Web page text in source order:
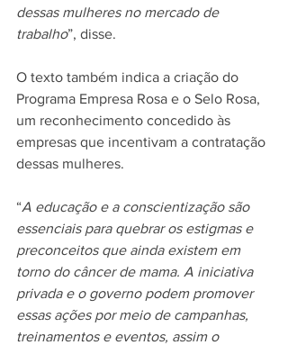
dessas mulheres no mercado de
trabalho”, disse.
O texto também indica a criação do
Programa Empresa Rosa e o Selo Rosa,
um reconhecimento concedido às
empresas que incentivam a contratação
dessas mulheres.
“A educação e a conscientização são
essenciais para quebrar os estigmas e
preconceitos que ainda existem em
torno do câncer de mama. A iniciativa
privada e o governo podem promover
essas ações por meio de campanhas,
treinamentos e eventos, assim o